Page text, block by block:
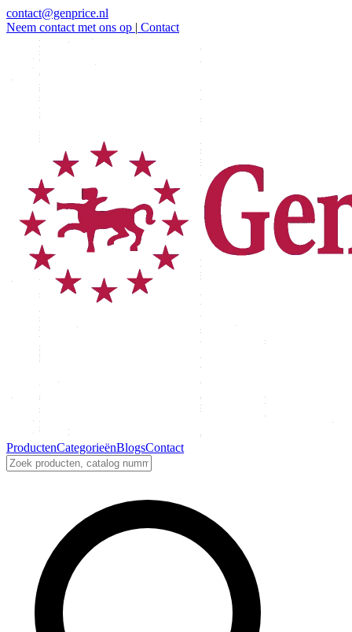
contact@genprice.nl
Neem contact met ons op | Contact
ProductenCategorieënBlogsContact